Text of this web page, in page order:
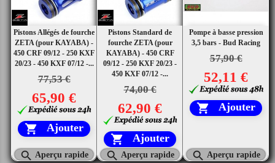
Pistons Allégés de fourche
ZETA (pour KAYABA) -
450 CRF 09/12 - 250 KXF
20/23 - 450 KXF 07/12 -...
77,53 €
65,90 €
 Ajouter
 Aperçu rapide
Pistons Standard de
fourche ZETA (pour
KAYABA) - 450 CRF
09/12 - 250 KXF 20/23 -
450 KXF 07/12 -...
74,00 €
62,90 €
 Ajouter
 Aperçu rapide
Pompe à basse pression
3,5 bars - Bud Racing
57,90 €
52,11 €
 Ajouter
 Aperçu rapide